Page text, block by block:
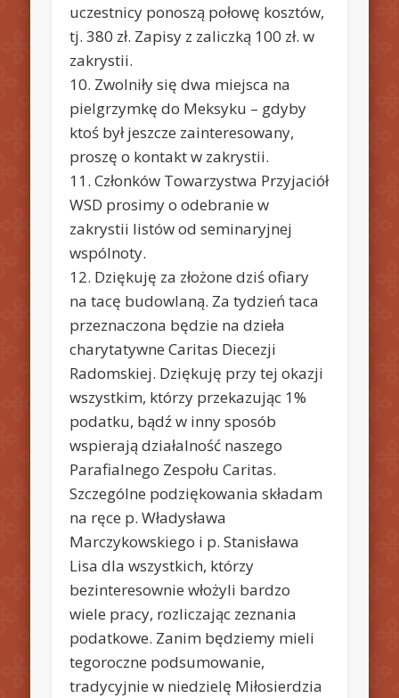
uczestnicy ponoszą połowę kosztów,
tj. 380 zł. Zapisy z zaliczką 100 zł. w
zakrystii.
10. Zwolniły się dwa miejsca na
pielgrzymkę do Meksyku – gdyby
ktoś był jeszcze zainteresowany,
proszę o kontakt w zakrystii.
11. Członków Towarzystwa Przyjaciół
WSD prosimy o odebranie w
zakrystii listów od seminaryjnej
wspólnoty.
12. Dziękuję za złożone dziś ofiary
na tacę budowlaną. Za tydzień taca
przeznaczona będzie na dzieła
charytatywne Caritas Diecezji
Radomskiej. Dziękuję przy tej okazji
wszystkim, którzy przekazując 1%
podatku, bądź w inny sposób
wspierają działalność naszego
Parafialnego Zespołu Caritas.
Szczególne podziękowania składam
na ręce p. Władysława
Marczykowskiego i p. Stanisława
Lisa dla wszystkich, którzy
bezinteresownie włożyli bardzo
wiele pracy, rozliczając zeznania
podatkowe. Zanim będziemy mieli
tegoroczne podsumowanie,
tradycyjnie w niedzielę Miłosierdzia